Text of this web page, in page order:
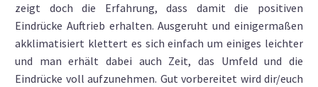
zeigt doch die Erfahrung, dass damit die positiven
Eindrücke Auftrieb erhalten. Ausgeruht und einigermaßen
akklimatisiert klettert es sich einfach um einiges leichter
und man erhält dabei auch Zeit, das Umfeld und die
Eindrücke voll aufzunehmen. Gut vorbereitet wird dir/euch